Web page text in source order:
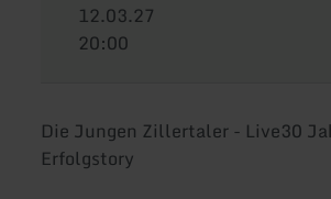
12.03.27
20:00
Die Jungen Zillertaler - Live30
Erfolgstory